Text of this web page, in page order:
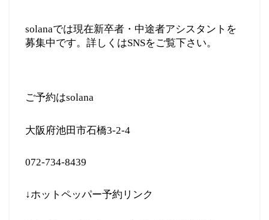
solanaでは現在新卒者・中途者アシスタントを
募集中です。詳しくはSNSをご覧下さい。
ご予約はsolana
大阪府池田市石橋3-2-4
072-734-8439
↓ホットペッパー予約リンク